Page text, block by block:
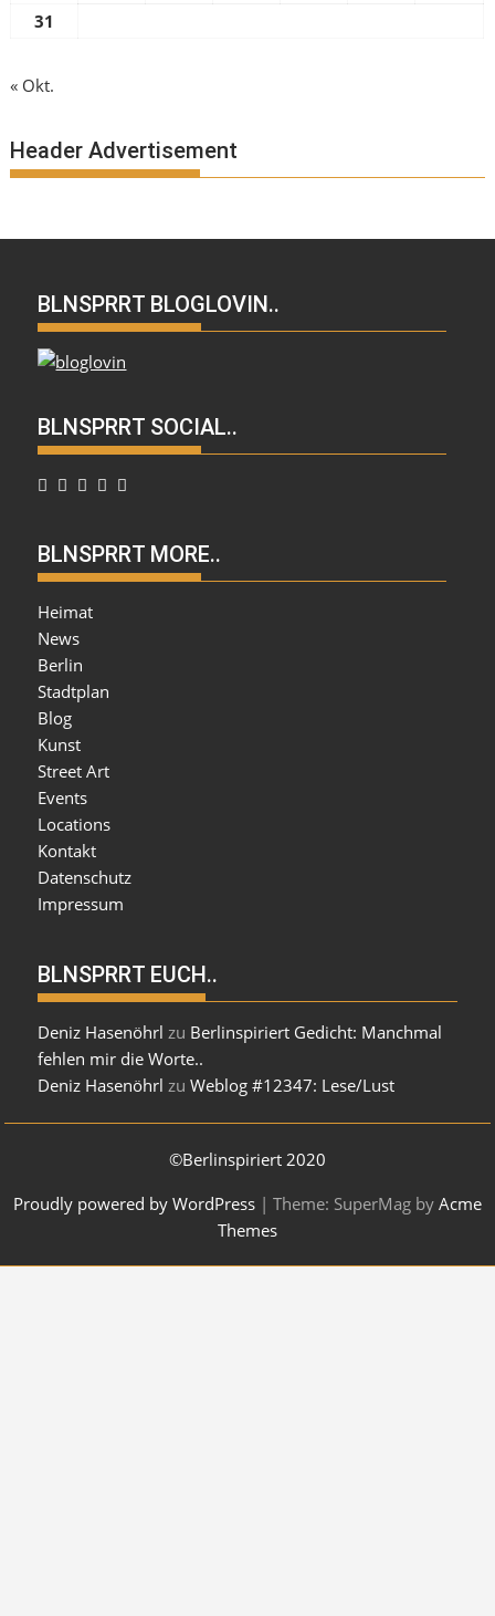
31
« Okt.
Header Advertisement
BLNSPRRT BLOGLOVIN..
BLNSPRRT SOCIAL..
BLNSPRRT MORE..
Heimat
News
Berlin
Stadtplan
Blog
Kunst
Street Art
Events
Locations
Kontakt
Datenschutz
Impressum
BLNSPRRT EUCH..
Deniz Hasenöhrl zu Berlinspiriert Gedicht: Manchmal
fehlen mir die Worte..
Deniz Hasenöhrl zuWeblog #12347: Lese/Lust
©Berlinspiriert 2020
Proudly powered by WordPress | Theme: SuperMag by Acme
Themes